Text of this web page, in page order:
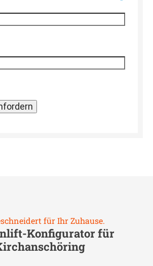
für Ihr Zuhause.
Konfigurator für